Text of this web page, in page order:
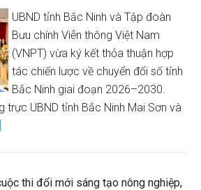
UBND tỉnh Bắc Ninh và Tập đoàn
Bưu chính Viễn thông Việt Nam
(VNPT) vừa ký kết thỏa thuận hợp
tác chiến lược về chuyển đổi số tỉnh
Bắc Ninh giai đoạn 2026–2030.
trực UBND tỉnh Bắc Ninh Mai Sơn và
thi đổi mới sáng tạo nông nghiệp,